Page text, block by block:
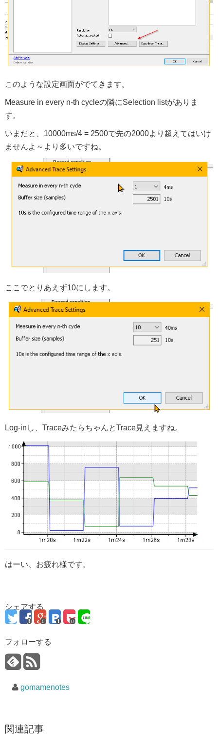
このような設定画面がでてきます。
Measure in every n-th cycleの隣にSelection listがありま
す。
いまだと、10000ms/4 = 2500で先の2000より超えてはいけ
ませんよ～より多いですね。
ここでとりあえず10にします。
Log-inし、TraceみたらちゃんとTrace見えますね。
はーい、お疲れ様です。
シェアする
0 0
フォローする
gomamenotes
関連記事